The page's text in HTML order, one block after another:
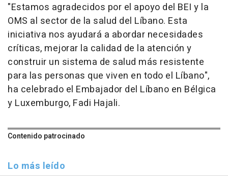
"Estamos agradecidos por el apoyo del BEI y la
OMS al sector de la salud del Líbano. Esta
iniciativa nos ayudará a abordar necesidades
críticas, mejorar la calidad de la atención y
construir un sistema de salud más resistente
para las personas que viven en todo el Líbano",
ha celebrado el Embajador del Líbano en Bélgica
y Luxemburgo, Fadi Hajali.
Contenido patrocinado
Lo más leído